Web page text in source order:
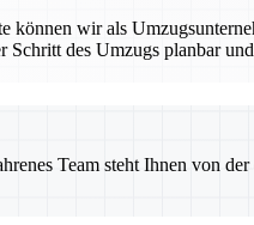
können wir als
Schritt des Umzugs planbar
Team steht Ihnen von